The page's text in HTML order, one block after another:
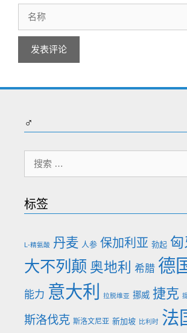
♂
标签
L-精氨酸 丹麦 人参 保加利亚 勃起 匈
大不列颠 奥地利 希腊 德
能力 意大利 拉脱维亚 挪威 捷克
斯洛伐克 斯洛文尼亚 新加坡 比利时 法